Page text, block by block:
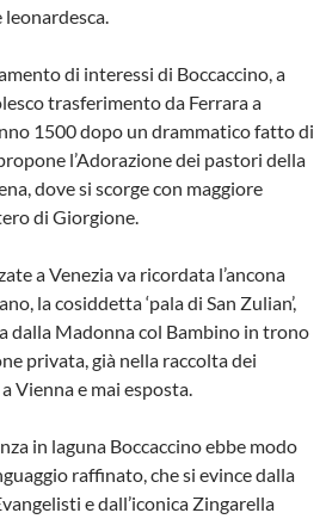
di interessi di Boccaccino, a
trasferimento da Ferrara a
1500 dopo un drammatico fatto di
l’Adorazione dei pastori della
dove si scorge con maggiore
di Giorgione.
a Venezia va ricordata l’ancona
la cosiddetta ‘pala di San Zulian’,
dalla Madonna col Bambino in trono
privata, già nella raccolta dei
Vienna e mai esposta.
in laguna Boccaccino ebbe modo
raffinato, che si evince dalla
e dall’iconica Zingarella